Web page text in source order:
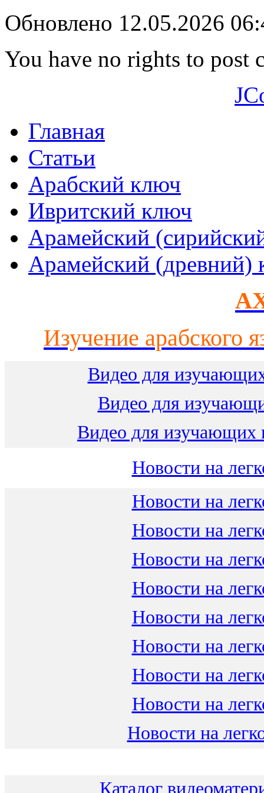
Обновлено 12.05.2026
You have no rights to post
Главная
Статьи
Арабский ключ
Ивритский ключ
Арамейский
Арамейский (древний)
Изучение арабского
Видео для
Видео для
Видео для изучающих
Новости на
Новости на
Новости на
Новости на
Новости на
Новости на
Новости на
Новости на
Новости на
Новости на
Каталог